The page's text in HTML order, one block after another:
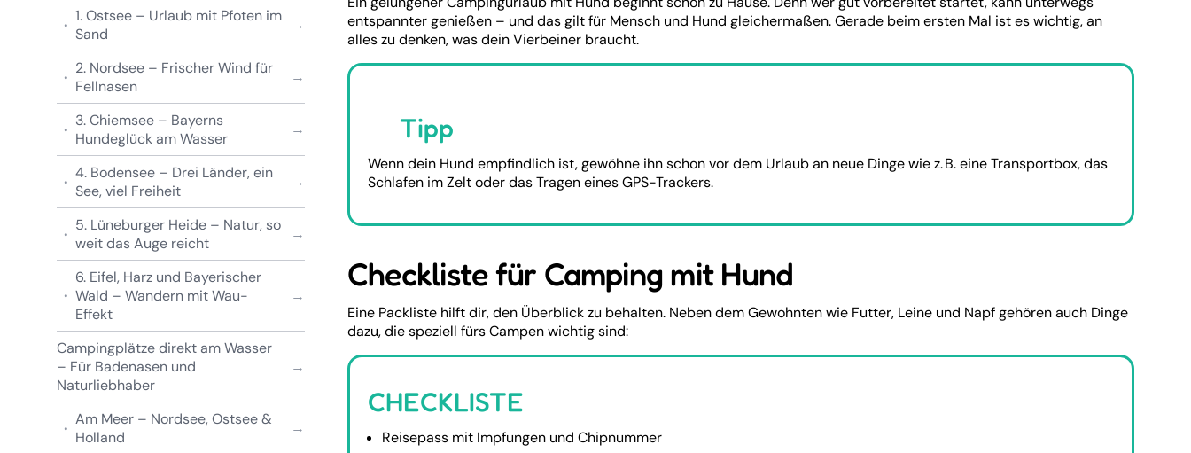
1. Ostsee – Urlaub mit Pfoten im
Sand
2. Nordsee – Frischer Wind für
Fellnasen
3. Chiemsee – Bayerns
Hundeglück am Wasser
4. Bodensee – Drei Länder, ein
See, viel Freiheit
5. Lüneburger Heide – Natur, so
weit das Auge reicht
6. Eifel, Harz und Bayerischer
Wald – Wandern mit Wau-
Effekt
Campingplätze direkt am Wasser
– Für Badenasen und
Naturliebhaber
Am Meer – Nordsee, Ostsee &
Holland
entspannter genießen – und das gilt für Mensch und Hund gleichermaßen. Gerade beim ersten Mal ist es wichtig, an
alles zu denken, was dein Vierbeiner braucht.
Tipp
Wenn dein Hund empfindlich ist, gewöhne ihn schon vor dem Urlaub an neue Dinge wie z. B. eine Transportbox, das
Schlafen im Zelt oder das Tragen eines GPS-Trackers.
Checkliste für Camping mit Hund
Eine Packliste hilft dir, den Überblick zu behalten. Neben dem Gewohnten wie Futter, Leine und Napf gehören auch Dinge
dazu, die speziell fürs Campen wichtig sind:
CHECKLISTE
Reisepass mit Impfungen und Chipnummer